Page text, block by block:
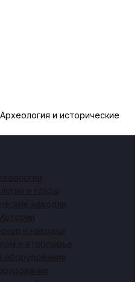
Археология и исторические
и клады
находки
История
и находки
и вторсырьё
оборудования